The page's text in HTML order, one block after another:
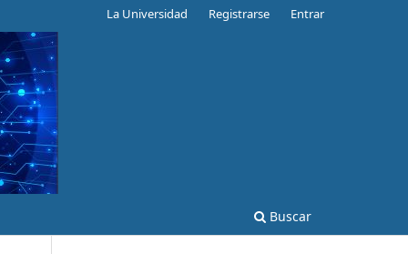
Buscar
La Universidad Registrarse Entrar